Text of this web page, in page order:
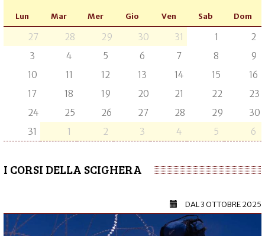
Lun Mar Mer Gio Ven Sab Dom
27 28 29 30 31 1
2
3
4 5 6 7 8
9
10
11 12 13 14 15
16
17
18 19 20 21 22
23
24
25 26 27 28 29
30
31
1 2 3 4 5 6
I CORSI DELLA SCIGHERA
DAL3 OTTOBRE 2025